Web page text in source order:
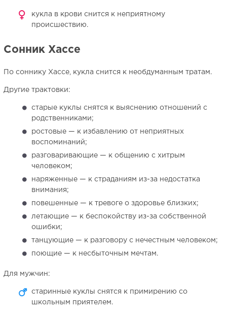
кукла в крови снится к неприятному
происшествию.
Сонник Хассе
По соннику Хассе, кукла снится к необдуманным тратам.
Другие трактовки:
старые куклы снятся к выяснению отношений с
родственниками;
ростовые — к избавлению от неприятных
воспоминаний;
разговаривающие — к общению с хитрым
человеком;
наряженные — к страданиям из-за недостатка
внимания;
повешенные — к тревоге о здоровье близких;
летающие — к беспокойству из-за собственной
ошибки;
танцующие — к разговору с нечестным человеком;
поющие — к несбыточным мечтам.
Для мужчин:
старинные куклы снятся к примирению со
школьным приятелем.